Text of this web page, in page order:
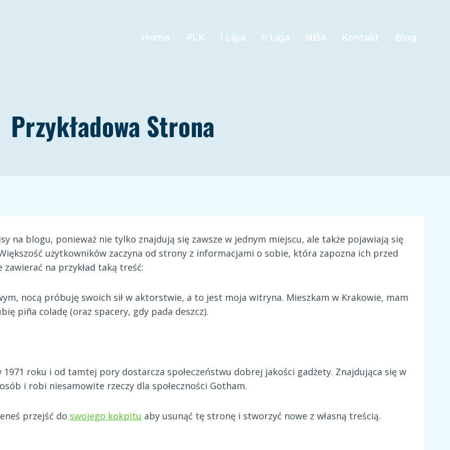
Home PLK I Liga II Liga NBA Kontakt Blog
Przykładowa Strona
na blogu, ponieważ nie tylko znajdują się zawsze w jednym miejscu, ale także pojawiają się
użytkowników zaczyna od strony z informacjami o sobie, która zapozna ich przed
na przykład taką treść:
nocą próbuję swoich sił w aktorstwie, a to jest moja witryna. Mieszkam w Krakowie, mam
piña coladę (oraz spacery, gdy pada deszcz).
1971 roku i od tamtej pory dostarcza społeczeństwu dobrej jakości gadżety. Znajdująca się w
i robi niesamowite rzeczy dla społeczności Gotham.
przejść do swojego kokpitu aby usunąć tę stronę i stworzyć nowe z własną treścią.